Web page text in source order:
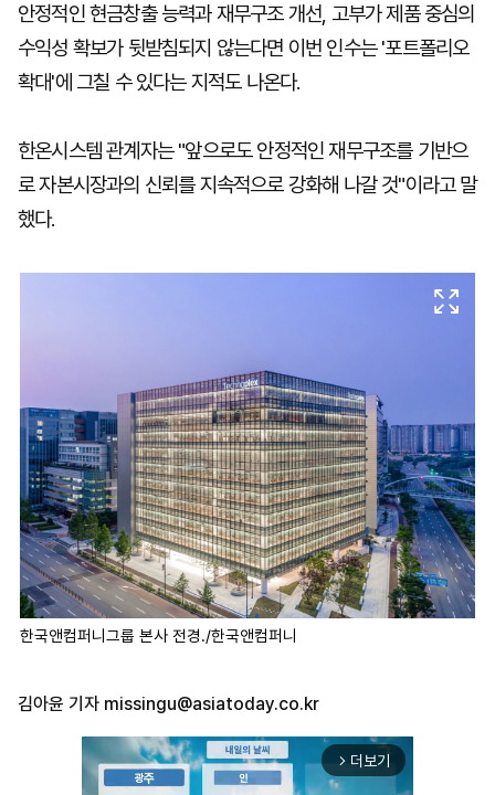
안정적인 현금창출 능력과 재무구조 개선, 고부가 제품 중심의
수익성 확보가 뒷받침되지 않는다면 이번 인수는 '포트폴리오
확대'에 그칠 수 있다는 지적도 나온다.
한온시스템 관계자는 "앞으로도 안정적인 재무구조를 기반으
로 자본시장과의 신뢰를 지속적으로 강화해 나갈 것"이라고 말
했다.
한국앤컴퍼니그룹 본사 전경./한국앤컴퍼니
김아윤 기자 missingu@asiatoday.co.kr
arrow_forward_ios 더보기